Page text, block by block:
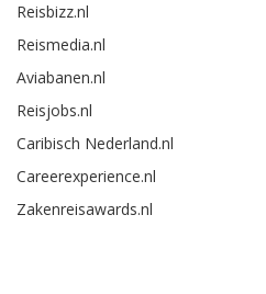
Reisbizz.nl
Reismedia.nl
Aviabanen.nl
Reisjobs.nl
Caribisch Nederland.nl
Careerexperience.nl
Zakenreisawards.nl